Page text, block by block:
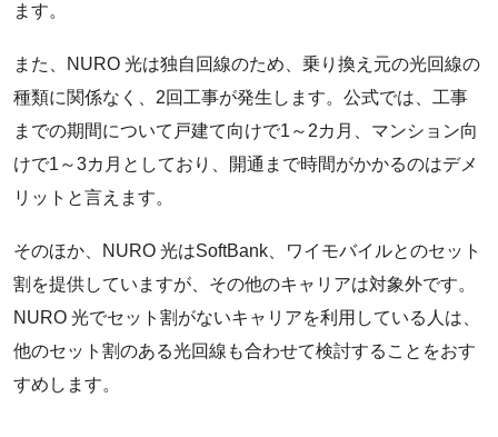
ます。
また、NURO 光は独自回線のため、乗り換え元の光回線の
種類に関係なく、2回工事が発生します。公式では、工事
までの期間について戸建て向けで1～2カ月、マンション向
けで1～3カ月としており、開通まで時間がかかるのはデメ
リットと言えます。
そのほか、NURO 光はSoftBank、ワイモバイルとのセット
割を提供していますが、その他のキャリアは対象外です。
NURO 光でセット割がないキャリアを利用している人は、
他のセット割のある光回線も合わせて検討することをおす
すめします。